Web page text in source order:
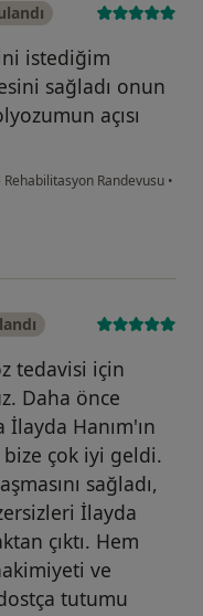
istediğim
sağladı onun
açısı
Rehabilitasyon Randevusu •
tedavisi için
Daha önce
Hanım'ın
çok iyi geldi.
sağladı,
İlayda
çıktı. Hem
ve
tutumu